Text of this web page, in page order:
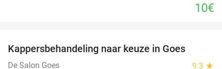
10€
Kappersbehandeling naar keuze in Goes
De Salon Goes 9.3 star